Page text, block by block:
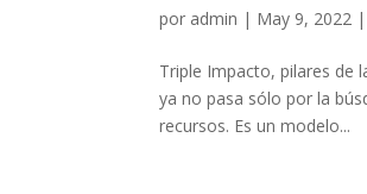
por admin | May 9, 2022
Triple Impacto, pilares de
ya no pasa sólo por la
recursos. Es un modelo...